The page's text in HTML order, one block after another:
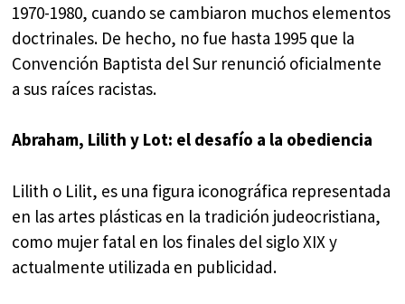
1970-1980, cuando se cambiaron muchos elementos
doctrinales. De hecho, no fue hasta 1995 que la
Convención Baptista del Sur renunció oficialmente
a sus raíces racistas.
Abraham, Lilith y Lot: el desafío a la obediencia
Lilith o Lilit, es una figura iconográfica representada
en las artes plásticas en la tradición judeocristiana,
como mujer fatal en los finales del siglo XIX y
actualmente utilizada en publicidad.